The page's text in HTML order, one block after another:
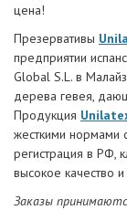
цена!
Презервативы
предприятии
Global S.L. в
дерева гевея,
Продукция
жесткими нормами
регистрация в РФ,
высокое качество
Заказы